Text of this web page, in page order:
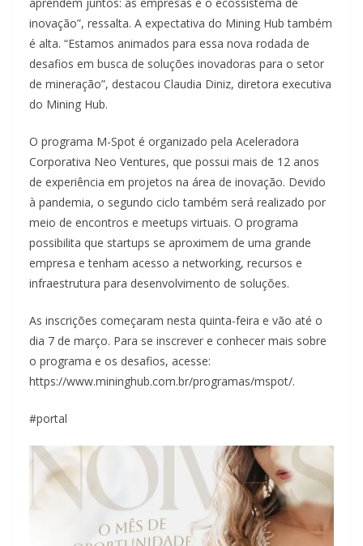
aprendem juntos: as empresas e o ecossistema de
inovação”, ressalta. A expectativa do Mining Hub também
é alta. “Estamos animados para essa nova rodada de
desafios em busca de soluções inovadoras para o setor
de mineração”, destacou Claudia Diniz, diretora executiva
do Mining Hub.
O programa M-Spot é organizado pela Aceleradora
Corporativa Neo Ventures, que possui mais de 12 anos
de experiência em projetos na área de inovação. Devido
à pandemia, o segundo ciclo também será realizado por
meio de encontros e meetups virtuais. O programa
possibilita que startups se aproximem de uma grande
empresa e tenham acesso a networking, recursos e
infraestrutura para desenvolvimento de soluções.
As inscrições começaram nesta quinta-feira e vão até o
dia 7 de março. Para se inscrever e conhecer mais sobre
o programa e os desafios, acesse:
https://www.mininghub.com.br/programas/mspot/.
#portal